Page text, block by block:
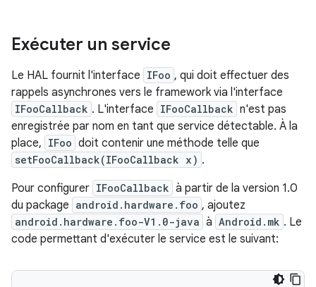
Exécuter un service
Le HAL fournit l'interface IFoo , qui doit effectuer des
rappels asynchrones vers le framework via l'interface
IFooCallback . L'interface IFooCallback n'est pas
enregistrée par nom en tant que service détectable. À la
place, IFoo doit contenir une méthode telle que
setFooCallback(IFooCallback x) .
Pour configurer IFooCallback à partir de la version 1.0
du package android.hardware.foo , ajoutez
android.hardware.foo-V1.0-java à Android.mk . Le
code permettant d'exécuter le service est le suivant: